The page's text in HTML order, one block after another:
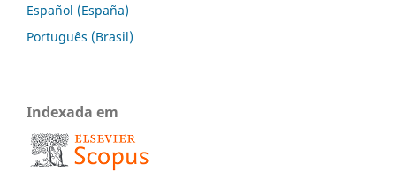
Español (España)
Português (Brasil)
Indexada em